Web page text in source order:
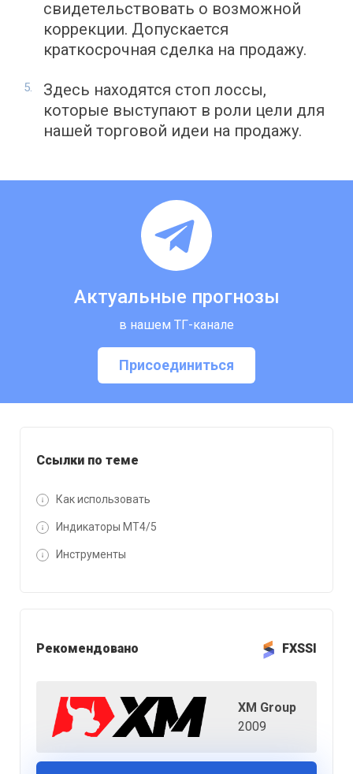
Ссылки по теме
Как использовать
Индикаторы MT4/5
Инструменты
Рекомендовано FXSSI
XM Group
2009
свидетельствовать о возможной
коррекции. Допускается
краткосрочная сделка на продажу.
Здесь находятся стоп лоссы,
которые выступают в роли цели для
нашей торговой идеи на продажу.
Актуальные прогнозы
в нашем ТГ-канале
Присоединиться